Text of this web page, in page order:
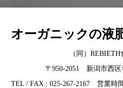
オーガニックの液
（同）
〒950-2051 新潟市西区
TEL / FAX : 025-267-2167 営業時